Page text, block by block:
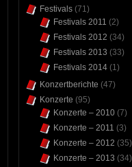
Festivals (71)
Festivals 2011 (2)
Festivals 2012 (34)
Festivals 2013 (33)
Festivals 2014 (1)
Konzertberichte (47)
Konzerte (95)
Konzerte – 2010 (7)
Konzerte – 2011 (3)
Konzerte – 2012 (35)
Konzerte – 2013 (34)